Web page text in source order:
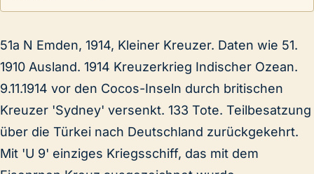
51a N Emden, 1914, Kleiner Kreuzer. Daten wie 51.
1910 Ausland. 1914 Kreuzerkrieg Indischer Ozean.
9.11.1914 vor den Cocos-Inseln durch britischen
Kreuzer 'Sydney' versenkt. 133 Tote. Teilbesatzung
über die Türkei nach Deutschland zurückgekehrt.
Mit 'U 9' einziges Kriegsschiff, das mit dem